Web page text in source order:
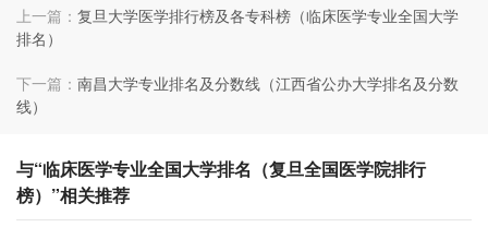
上一篇： 复旦大学医学排行榜及各专科榜（临床医学专业全国大学
排名）
下一篇： 南昌大学专业排名及分数线（江西省公办大学排名及分数
线）
与“临床医学专业全国大学排名（复旦全国医学院排行
榜）”相关推荐